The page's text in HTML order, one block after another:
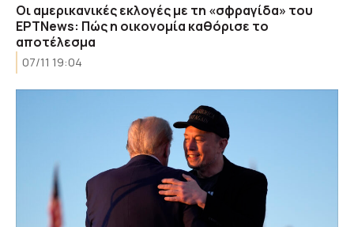
Οι αμερικανικές εκλογές με τη «σφραγίδα» του
ΕΡΤNews: Πώς η οικονομία καθόρισε το
αποτέλεσμα
07/11 19:04